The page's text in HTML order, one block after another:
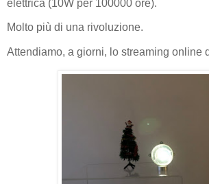
elettrica (10W per 100000 ore).
Molto più di una rivoluzione.
Attendiamo, a giorni, lo streaming online